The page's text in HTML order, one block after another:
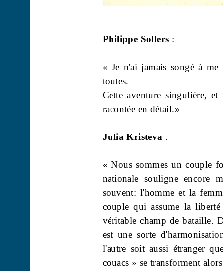
Philippe Sollers :
« Je n'ai jamais songé à
toutes.
Cette aventure singulière,
racontée en détail.»
Julia Kristeva :
« Nous sommes un couple
nationale souligne encore
souvent: l'homme et la
couple qui assume la
véritable champ de bataille.
est une sorte
l'autre soit aussi étranger
couacs » se transforment